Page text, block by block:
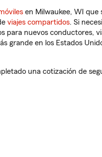
en Milwaukee, WI que
viajes compartidos. Si
nuevos conductores,
grande en los Estados
una cotización de